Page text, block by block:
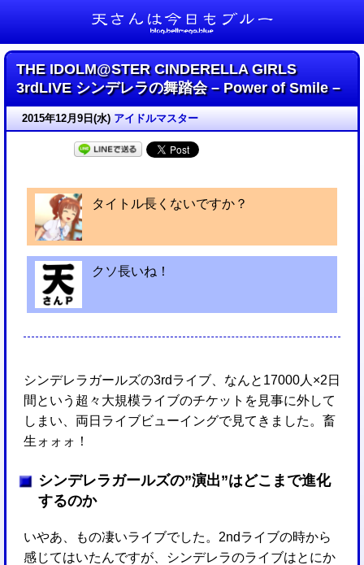
天さんは今日もブルー
THE IDOLM@STER CINDERELLA GIRLS
3rdLIVE シンデレラの舞踏会 – Power of Smile –
2015年12月9日(水) アイドルマスター
タイトル長くないですか？
クソ長いね！
シンデレラガールズの3rdライブ、なんと17000人×2日
間という超々大規模ライブのチケットを見事に外して
しまい、両日ライブビューイングで見てきました。畜
生ォォォ！
シンデレラガールズの”演出”はどこまで進化
するのか
いやあ、もの凄いライブでした。2ndライブの時から
感じてはいたんですが、シンデレラのライブはとにか